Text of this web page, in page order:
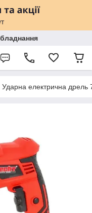
Ударна електрична